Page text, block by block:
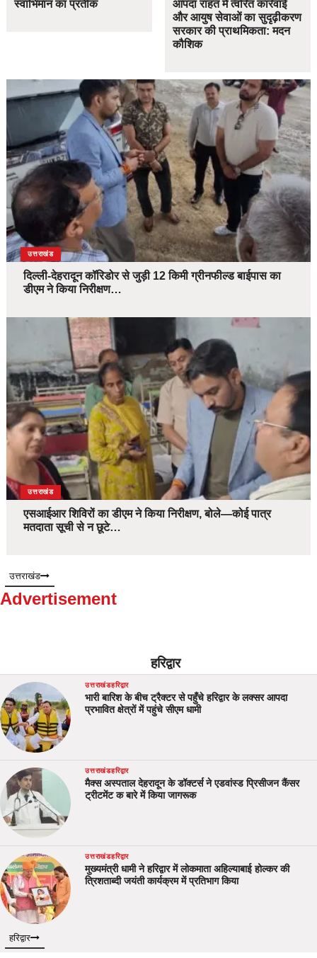
स्वाभिमान का प्रतीक
आपदा राहत में त्वरित कार्रवाई
और आयुष सेवाओं का सुदृढ़ीकरण
सरकार की प्राथमिकता: मदन
कौशिक
उत्तराखंड
दिल्ली-देहरादून कॉरिडोर से जुड़ी 12 किमी ग्रीनफील्ड बाईपास का
डीएम ने किया निरीक्षण…
उत्तराखंड
एसआईआर शिविरों का डीएम ने किया निरीक्षण, बोले—कोई पात्र
मतदाता सूची से न छूटे…
उत्तराखंड
Advertisement
हरिद्वार
उत्तराखंडहरिद्वार
भारी बारिश के बीच ट्रैक्टर से पहुँचे हरिद्वार के लक्सर आपदा
प्रभावित क्षेत्रों में पहुंचे सीएम धामी
उत्तराखंडहरिद्वार
मैक्स अस्पताल देहरादून के डॉक्टर्स ने एडवांस्ड प्रिसीजन कैंसर
ट्रीटमेंट क बारे में किया जागरूक
उत्तराखंडहरिद्वार
मुख्यमंत्री धामी ने हरिद्वार में लोकमाता अहिल्याबाई होल्कर की
त्रिशताब्दी जयंती कार्यक्रम में प्रतिभाग किया
हरिद्वार